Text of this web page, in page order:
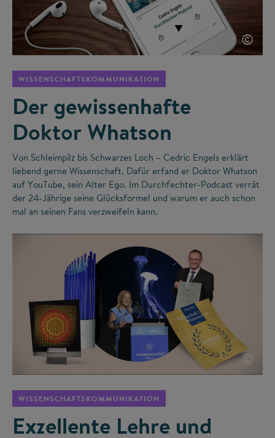
©
WISSENSCHAFTSKOMMUNIKATION
Der gewissenhafte
Doktor Whatson
Von Schleimpilz bis Schwarzes Loch – Cedric Engels erklärt
liebend gerne Wissenschaft. Dafür erfand er Doktor Whatson
auf YouTube, sein Alter Ego. Im Durchfechter-Podcast verrät
der 24-Jährige seine Glücksformel und warum er auch schon
mal an seinen Fans verzweifeln kann.
©
WISSENSCHAFTSKOMMUNIKATION
Exzellente Lehre und